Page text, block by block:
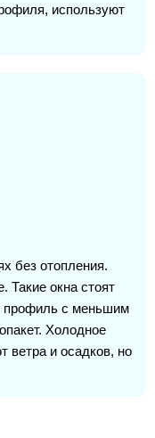
используют
без отопления.
Такие окна стоят
профиль с меньшим
Холодное
ветра и осадков, но